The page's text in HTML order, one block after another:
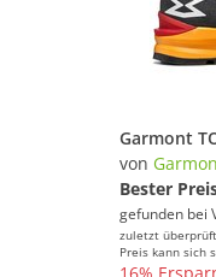
von
Bester
gefunden bei
zuletzt
Preis kann sich